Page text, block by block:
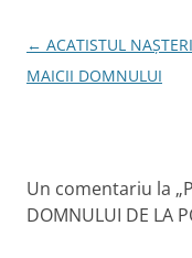
Navigare
în
← ACATISTUL
MAICII DOMNULUI
Un comentariu la „
DOMNULUI DE LA